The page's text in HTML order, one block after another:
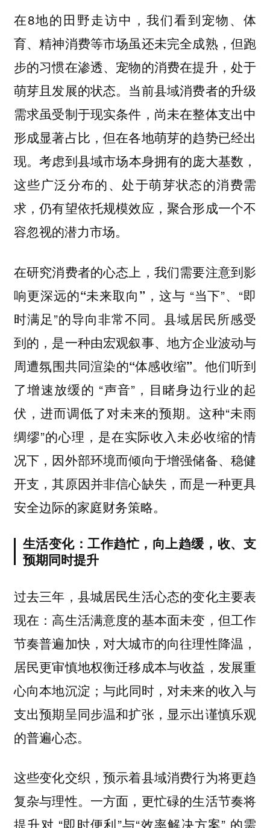
在8地的田野走访中，我们看到宠物、体
育、精神消费等市场虽还未完全成熟，但跑
步的习惯在渗透、宠物的消费在提升，处于
萌芽且发展的状态。当前县域消费者的升级
需求虽受制于现实条件，尚未在整体支出中
形成显著占比，但在各地萌芽的趋势已经出
现。考虑到县域市场本身拥有的庞大基数，
这些广泛分布的、处于萌芽状态的消费需
求，仍有望依托规模效应，聚合形成一个不
容忽视的潜力市场。
在研究消费者的心态上，我们需要注意到影
响更深远的“未来取向” ，这与 “当下”、“即
时满足”的导向非常不同。县域居民所感受
到的，是一种由宏观叙事、地方企业波动与
周遭氛围共同渲染的“体感收缩”。他们听到
了增速放缓的 “声音”，目睹身边行业的起
伏，进而调低了对未来的预期。这种“未雨
绸缪”的心理，是在实际收入未必收缩的情
况下，因外部环境而倾向于增强储备、稳健
开支，其原因并非信心缺失，而是一种更具
安全边际的家庭财务策略。
生活变化：工作趋忙，向上趋缓，收、支
预期同时提升
过去三年，县城居民生活心态的变化主要表
现在：高生活满意度的基本面未变，但工作
节奏普遍加快，对大城市的向往理性降温，
居民更审慎地权衡迁移成本与收益，发展重
心向本地沉淀；与此同时，对未来的收入与
支出预期呈同步温和扩张，显示出谨慎乐观
的普遍心态。
这些变化交织，预示着县域消费行为将更趋
复杂与理性。一方面，更忙碌的生活节奏将
提升对 “即时便利”与“效率解决方案” 的需